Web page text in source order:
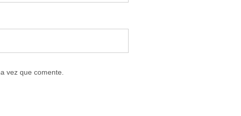
vez que comente.